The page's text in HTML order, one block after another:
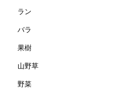
ラン
バラ
果樹
山野草
野菜